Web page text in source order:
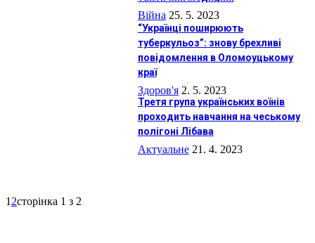
Війна 25. 5. 2023
“Українці поширюють
туберкульоз”: знову брехливі
повідомлення в Оломоуцькому
краї
Здоров'я 2. 5. 2023
Третя група українських воїнів
проходить навчання на чеському
полігоні Лібава
Актуальне 21. 4. 2023
1 2сторінка 1 з 2